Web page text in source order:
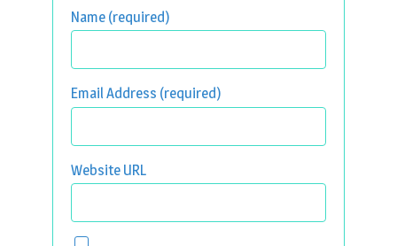
Name (required)
Email Address (required)
Website URL